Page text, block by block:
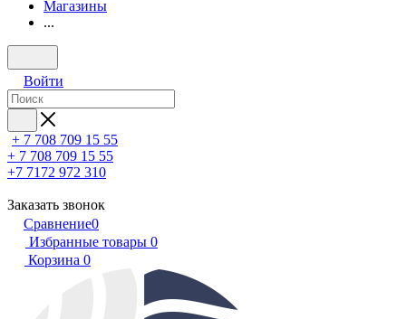
Магазины
...
Войти
+ 7 708 709 15 55
+ 7 708 709 15 55
+7 7172 972 310
Заказать звонок
Сравнение0
Избранные товары 0
Корзина 0